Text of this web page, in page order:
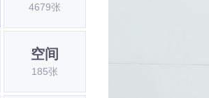
4679张
空间
185张